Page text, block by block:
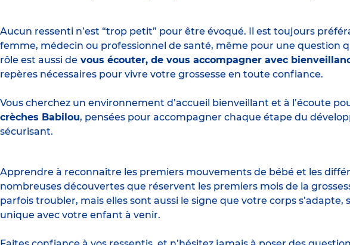
Aucun ressenti n’est “trop petit” pour être évoqué. Il est toujours
femme, médecin ou professionnel de santé, même pour une question
rôle est aussi de vous écouter, de vous accompagner avec
repères nécessaires pour vivre votre grossesse en toute confiance.
Vous cherchez un environnement d’accueil bienveillant et à l’écoute
crèches Babilou, pensées pour accompagner chaque étape du
sécurisant.
Apprendre à reconnaître les premiers mouvements de bébé et les
nombreuses découvertes que réservent les premiers mois de la
parfois troubler, mais elles sont aussi le signe que votre corps
unique avec votre enfant à venir.